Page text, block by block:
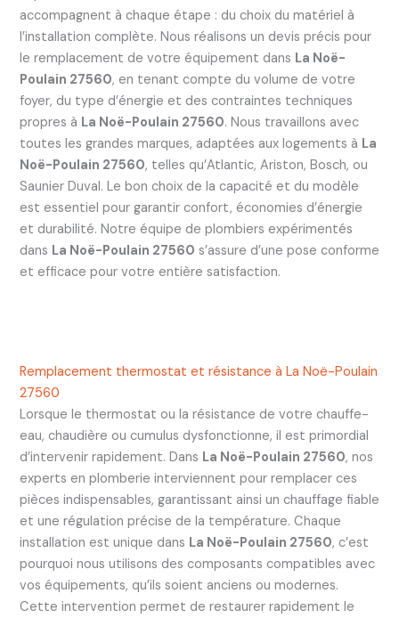
accompagnent à chaque étape : du choix du matériel à
l’installation complète. Nous réalisons un devis précis pour
le remplacement de votre équipement dans La Noë-
Poulain 27560, en tenant compte du volume de votre
foyer, du type d’énergie et des contraintes techniques
propres à La Noë-Poulain 27560. Nous travaillons avec
toutes les grandes marques, adaptées aux logements à La
Noë-Poulain 27560, telles qu’Atlantic, Ariston, Bosch, ou
Saunier Duval. Le bon choix de la capacité et du modèle
est essentiel pour garantir confort, économies d’énergie
et durabilité. Notre équipe de plombiers expérimentés
dans La Noë-Poulain 27560 s’assure d’une pose conforme
et efficace pour votre entière satisfaction.
Remplacement thermostat et résistance à La Noë-Poulain
27560
Lorsque le thermostat ou la résistance de votre chauffe-
eau, chaudière ou cumulus dysfonctionne, il est primordial
d’intervenir rapidement. Dans La Noë-Poulain 27560, nos
experts en plomberie interviennent pour remplacer ces
pièces indispensables, garantissant ainsi un chauffage fiable
et une régulation précise de la température. Chaque
installation est unique dans La Noë-Poulain 27560, c’est
pourquoi nous utilisons des composants compatibles avec
vos équipements, qu’ils soient anciens ou modernes.
Cette intervention permet de restaurer rapidement le